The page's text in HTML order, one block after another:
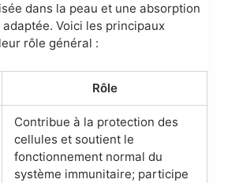
dans la peau et une absorption
Voici les principaux
rôle général :
Rôle
Contribue à la protection des
cellules et soutient le
fonctionnement normal du
système immunitaire; participe